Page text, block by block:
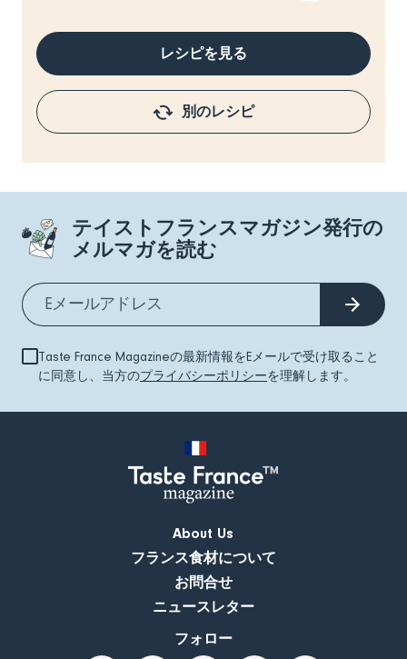
レシピを見る
別のレシピ
テイストフランスマガジン発行の
メルマガを読む
Taste France Magazineの最新情報をEメールで受け取ること
に同意し、当方のプライバシーポリシーを理解します。
About Us
フランス食材について
お問合せ
ニュースレター
フォロー